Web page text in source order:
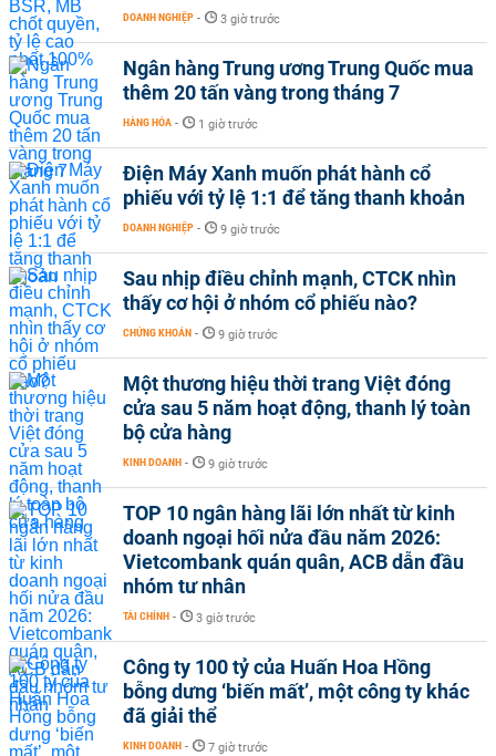
DOANH NGHIỆP - 3 giờ trước
Ngân hàng Trung ương Trung Quốc mua
thêm 20 tấn vàng trong tháng 7
HÀNG HÓA - 1 giờ trước
Điện Máy Xanh muốn phát hành cổ
phiếu với tỷ lệ 1:1 để tăng thanh khoản
DOANH NGHIỆP - 9 giờ trước
Sau nhịp điều chỉnh mạnh, CTCK nhìn
thấy cơ hội ở nhóm cổ phiếu nào?
CHỨNG KHOÁN - 9 giờ trước
Một thương hiệu thời trang Việt đóng
cửa sau 5 năm hoạt động, thanh lý toàn
bộ cửa hàng
KINH DOANH - 9 giờ trước
TOP 10 ngân hàng lãi lớn nhất từ kinh
doanh ngoại hối nửa đầu năm 2026:
Vietcombank quán quân, ACB dẫn đầu
nhóm tư nhân
TÀI CHÍNH - 3 giờ trước
Công ty 100 tỷ của Huấn Hoa Hồng
bỗng dưng ‘biến mất’, một công ty khác
đã giải thể
KINH DOANH - 7 giờ trước